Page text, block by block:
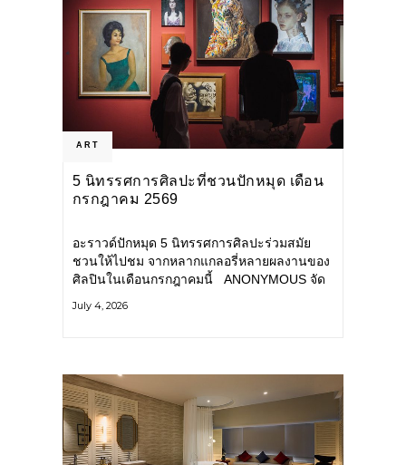
ART
5 นิทรรศการศิลปะที่ชวนปักหมุด เดือน
กรกฎาคม 2569
อะราวด์ปักหมุด 5 นิทรรศการศิลปะร่วมสมัย
ชวนให้ไปชม จากหลากแกลอรี่หลายผลงานของ
ศิลปินในเดือนกรกฎาคมนี้ ANONYMOUS จัด
กลุ่ม Anonymous โดยมี นิ่ม
July 4, 2026